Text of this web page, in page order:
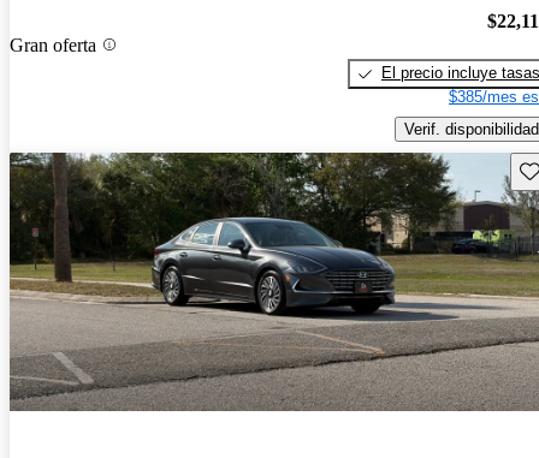
Gran oferta
El precio incluye tasas
$385/mes
Verif. disponibilidad